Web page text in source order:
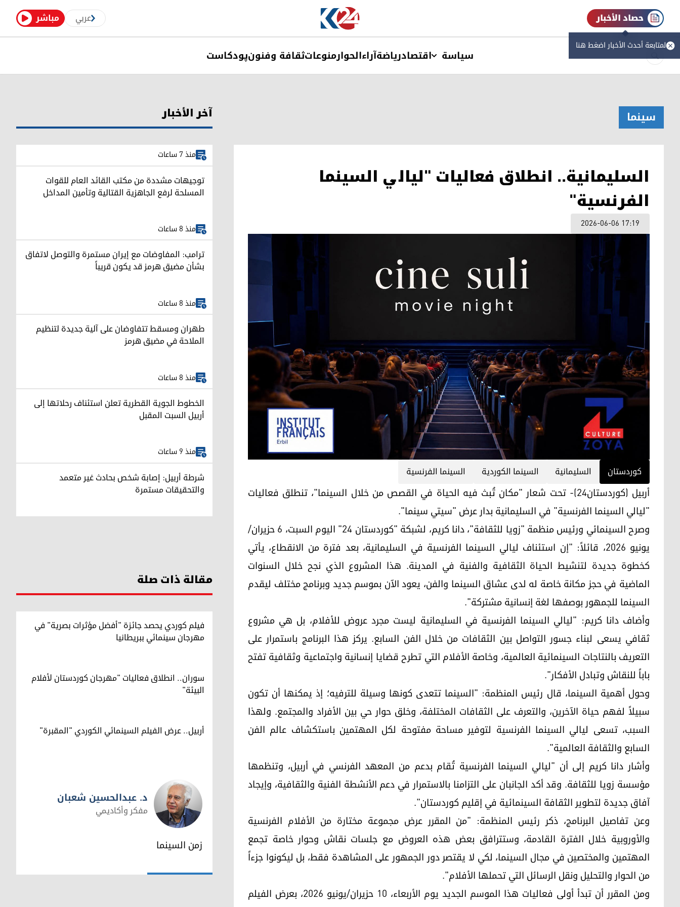
مباشر عربي حصاد الأخبار
لمتابعة أحدث الأخبار اضغط هنا
سیاسة اقتصادریاضةآراءالحوارمنوعاتثقافة وفنونپودکاست
سینما
السليمانية.. انطلاق فعاليات "ليالي السينما
الفرنسية"
2026-06-06 17:19
کوردستان السليمانية السينما الكوردية السينما الفرنسية
أربيل (كوردستان24)- تحت شعار "مكان تُبث فيه الحياة في القصص من خلال السينما"، تنطلق فعاليات
"ليالي السينما الفرنسية" في السليمانية بدار عرض "سيتي سينما".
وصرح السينمائي ورئيس منظمة "زويا للثقافة"، دانا كريم، لشبكة "كوردستان 24" اليوم السبت، 6 حزيران/
يونيو 2026، قائلاً: "إن استئناف ليالي السينما الفرنسية في السليمانية، بعد فترة من الانقطاع، يأتي
كخطوة جديدة لتنشيط الحياة الثقافية والفنية في المدينة. هذا المشروع الذي نجح خلال السنوات
الماضية في حجز مكانة خاصة له لدى عشاق السينما والفن، يعود الآن بموسم جديد وبرنامج مختلف ليقدم
السينما للجمهور بوصفها لغة إنسانية مشتركة".
وأضاف دانا كريم: "ليالي السينما الفرنسية في السليمانية ليست مجرد عروض للأفلام، بل هي مشروع
ثقافي يسعى لبناء جسور التواصل بين الثقافات من خلال الفن السابع. يركز هذا البرنامج باستمرار على
التعريف بالنتاجات السينمائية العالمية، وخاصة الأفلام التي تطرح قضايا إنسانية واجتماعية وثقافية تفتح
باباً للنقاش وتبادل الأفكار".
وحول أهمية السينما، قال رئيس المنظمة: "السينما تتعدى كونها وسيلة للترفيه؛ إذ يمكنها أن تكون
سبيلاً لفهم حياة الآخرين، والتعرف على الثقافات المختلفة، وخلق حوار حي بين الأفراد والمجتمع. ولهذا
السبب، تسعى ليالي السينما الفرنسية لتوفير مساحة مفتوحة لكل المهتمين باستكشاف عالم الفن
السابع والثقافة العالمية".
وأشار دانا كريم إلى أن "ليالي السينما الفرنسية تُقام بدعم من المعهد الفرنسي في أربيل، وتنظمها
مؤسسة زويا للثقافة. وقد أكد الجانبان على التزامنا بالاستمرار في دعم الأنشطة الفنية والثقافية، وإيجاد
آفاق جديدة لتطوير الثقافة السينمائية في إقليم كوردستان".
وعن تفاصيل البرنامج، ذكر رئيس المنظمة: "من المقرر عرض مجموعة مختارة من الأفلام الفرنسية
والأوروبية خلال الفترة القادمة، وستترافق بعض هذه العروض مع جلسات نقاش وحوار خاصة تجمع
المهتمين والمختصين في مجال السينما، لكي لا يقتصر دور الجمهور على المشاهدة فقط، بل ليكونوا جزءاً
من الحوار والتحليل ونقل الرسائل التي تحملها الأفلام".
ومن المقرر أن تبدأ أولى فعاليات هذا الموسم الجديد يوم الأربعاء، 10 حزيران/يونيو 2026، بعرض الفيلم
آخر الأخبار
منذ 7 ساعات
توجيهات مشددة من مكتب القائد العام للقوات
المسلحة لرفع الجاهزية القتالية وتأمين المداخل
منذ 8 ساعات
ترامب: المفاوضات مع إيران مستمرة والتوصل لاتفاق
بشأن مضيق هرمز قد يكون قريباً
منذ 8 ساعات
طهران ومسقط تتفاوضان على آلية جديدة لتنظيم
الملاحة في مضيق هرمز
منذ 8 ساعات
الخطوط الجوية القطرية تعلن استئناف رحلاتها إلى
أربيل السبت المقبل
منذ 9 ساعات
شرطة أربيل: إصابة شخص بحادث غير متعمد
والتحقيقات مستمرة
مقالة ذات صلة
فيلم كوردي يحصد جائزة "أفضل مؤثرات بصرية" في
مهرجان سينمائي ببريطانيا
سوران.. انطلاق فعاليات "مهرجان كوردستان لأفلام
البيئة"
أربيل.. عرض الفيلم السينمائي الكوردي "المقبرة"
د. عبدالحسين شعبان
د. عبدالحسين شعبان
مفكر وأكاديمي
زمن السينما